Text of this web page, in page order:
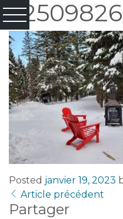
Posted janvier 19, 2023
Article précédent
Partager